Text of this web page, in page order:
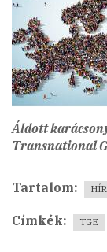
Áldott
Transnational
Tartalom
Címkék TGE